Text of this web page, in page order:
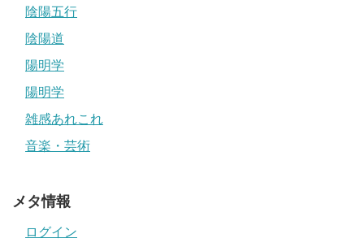
陰陽五行
陰陽道
陽明学
陽明学
雑感あれこれ
音楽・芸術
メタ情報
ログイン